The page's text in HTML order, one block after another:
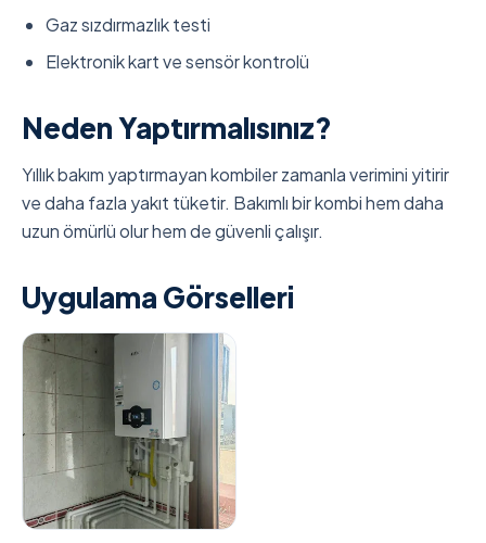
Gaz sızdırmazlık testi
Elektronik kart ve sensör kontrolü
Neden Yaptırmalısınız?
Yıllık bakım yaptırmayan kombiler zamanla verimini yitirir
ve daha fazla yakıt tüketir. Bakımlı bir kombi hem daha
uzun ömürlü olur hem de güvenli çalışır.
Uygulama Görselleri